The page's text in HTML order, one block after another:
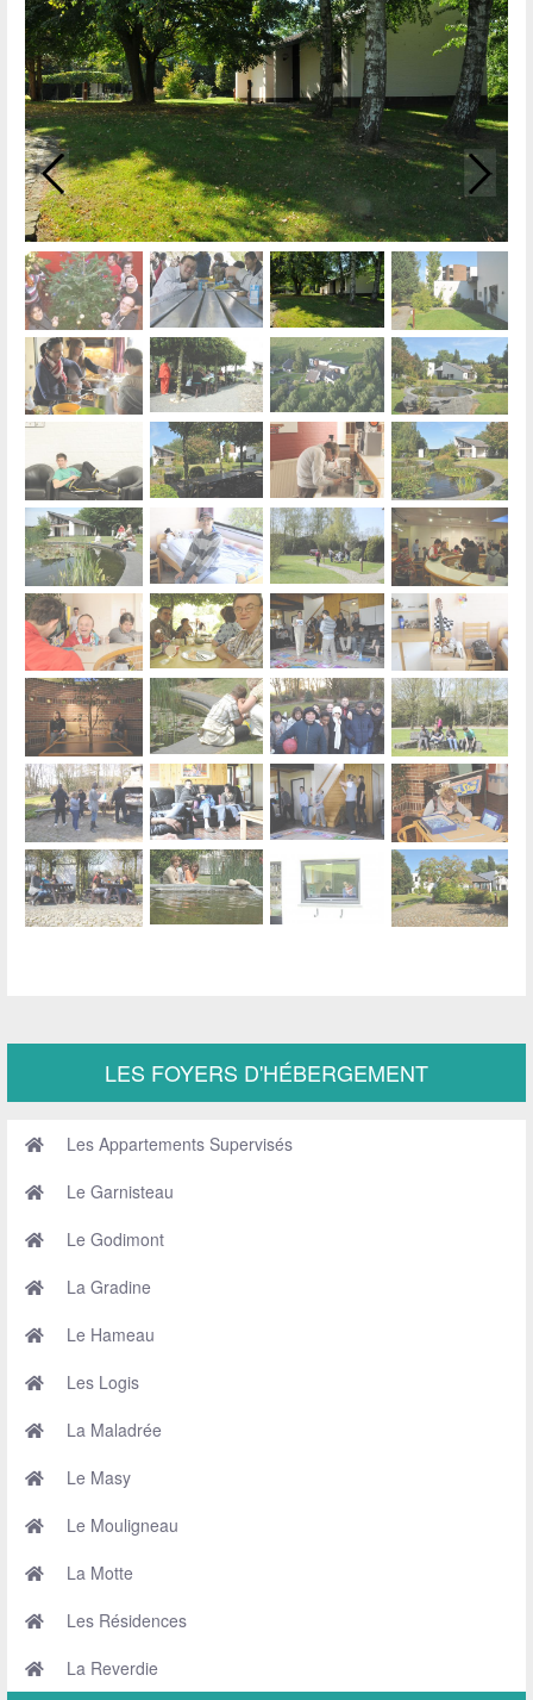
LES FOYERS D'HÉBERGEMENT
Les Appartements Supervisés
Le Garnisteau
Le Godimont
La Gradine
Le Hameau
Les Logis
La Maladrée
Le Masy
Le Mouligneau
La Motte
Les Résidences
La Reverdie